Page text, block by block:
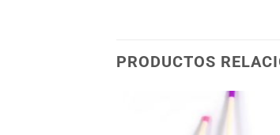
PRODUCTOS